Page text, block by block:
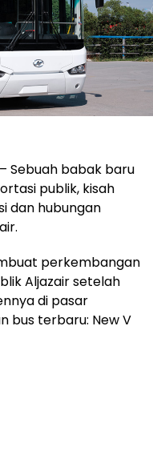
– Sebuah babak baru
publik, kisah
dan hubungan
perkembangan
Aljazair setelah
di pasar
bus terbaru: New V